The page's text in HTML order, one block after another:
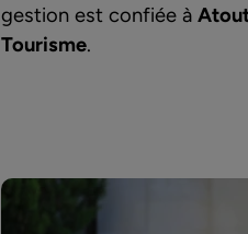
gestion est confiée à
Tourisme.